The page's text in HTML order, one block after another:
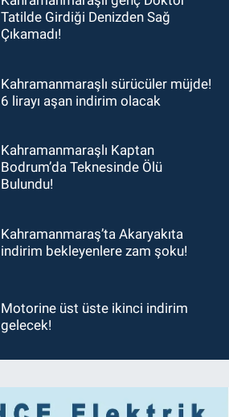
Tatilde Girdiği Denizden Sağ
Çıkamadı!
Kahramanmaraşlı sürücüler müjde!
6 lirayı aşan indirim olacak
Kahramanmaraşlı Kaptan
Bodrum’da Teknesinde Ölü
Bulundu!
Kahramanmaraş’ta Akaryakıta
indirim bekleyenlere zam şoku!
Motorine üst üste ikinci indirim
gelecek!